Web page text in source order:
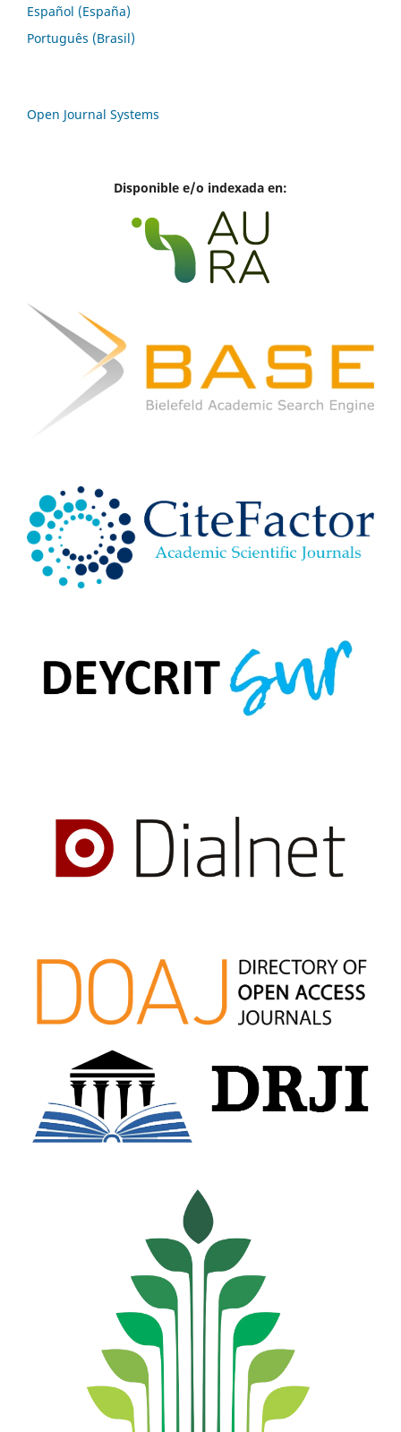
Español (España)
Português (Brasil)
Open Journal Systems
Disponible e/o indexada en: